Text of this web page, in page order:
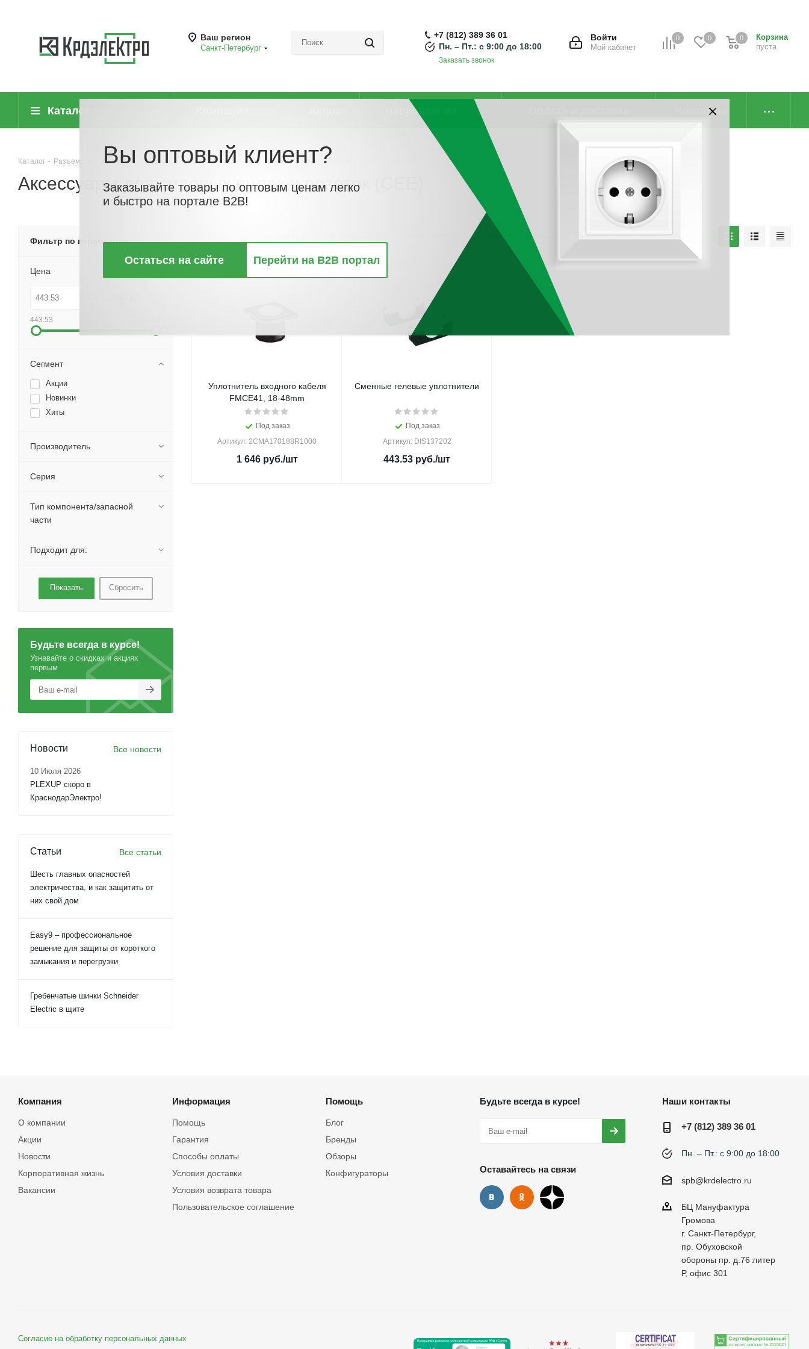
Ваш регион
Санкт-Петербург
0 0
Корзина
пуста
0
Войти
Мой кабинет
+7 (812) 389 36 01
Пн. – Пт.: с 9:00 до 18:00
Заказать звонок
Каталог Направления Контакты
Каталог - Разъемы Разъемы силовые - Аксессуары для силовых вилок и розеток (CEE)
Аксессуары для силовых вилок и розеток (CEE)
По цене По наличию
Уплотнитель входного кабеля
FMCE41, 18-48mm
Под заказ
Артикул: 2CMA170188R1000
1 646руб./шт
Сменные гелевые уплотнители
Под заказ
Артикул: DIS137202
443.53 руб./шт
Фильтр по параметрам
Цена
443.53
Сегмент
Акции
Новинки
Хиты
Производитель
Серия
Тип компонента/запасной
части
Подходит для:
Сбросить
Будьте всегда в курсе!
Узнавайте о скидках и акциях
первым
Новости Все новости
10 Июля 2026
PLEXUP скоро в
КраснодарЭлектро!
Статьи Все статьи
Шесть главных опасностей
электричества, и как защитить от
них свой дом
Easy9 – профессиональное
решение для защиты от короткого
замыкания и перегрузки
Гребенчатые шинки Schneider
Electric в щите
Компания
О компании
Акции
Новости
Корпоративная жизнь
Вакансии
Информация
Помощь
Гарантия
Способы оплаты
Условия доставки
Условия возврата товара
Пользовательское соглашение
Помощь
Блог
Бренды
Обзоры
Конфигураторы
Будьте всегда в курсе!
Оставайтесь на связи
Наши контакты
+7 (812) 389 36 01
Пн. – Пт.: с 9:00 до 18:00
spb@krdelectro.ru
БЦ Мануфактура
Громова
г. Санкт-Петербург,
пр. Обуховской
обороны пр. д.76 литер
Р, офис 301
Согласие на обработку персональных данных
Вы оптовый клиент?
Заказывайте товары по оптовым ценам легко
и быстро на портале B2B!
Остаться на сайте Перейти на B2B портал